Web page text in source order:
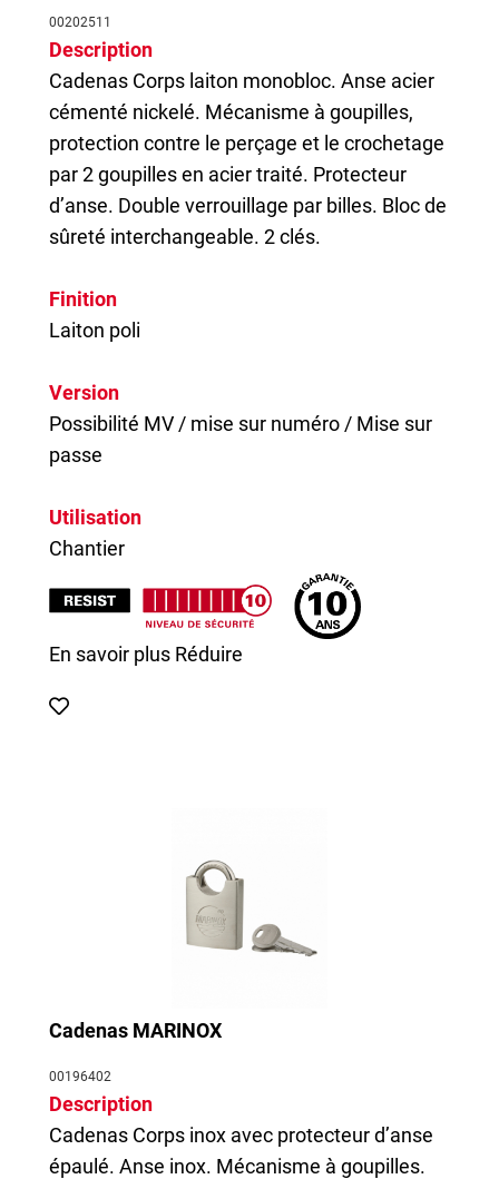
00202511
Description
Cadenas Corps laiton monobloc. Anse acier
cémenté nickelé. Mécanisme à goupilles,
protection contre le perçage et le crochetage
par 2 goupilles en acier traité. Protecteur
d’anse. Double verrouillage par billes. Bloc de
sûreté interchangeable. 2 clés.
Finition
Laiton poli
Version
Possibilité MV / mise sur numéro / Mise sur
passe
Utilisation
Chantier
En savoir plus Réduire
Cadenas MARINOX
00196402
Description
Cadenas Corps inox avec protecteur d’anse
épaulé. Anse inox. Mécanisme à goupilles.